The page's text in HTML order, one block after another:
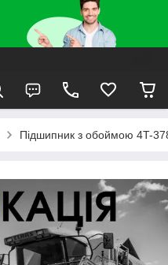
Підшипник з обоймою 4T-